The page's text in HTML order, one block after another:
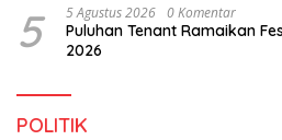
5 5 Agustus 2026 0 Komentar
Puluhan Tenant Ramaikan
2026
POLITIK